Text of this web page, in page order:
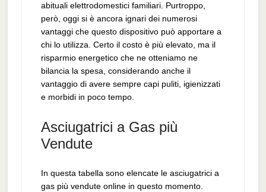
abituali elettrodomestici familiari. Purtroppo,
però, oggi si è ancora ignari dei numerosi
vantaggi che questo dispositivo può apportare a
chi lo utilizza. Certo il costo è più elevato, ma il
risparmio energetico che ne otteniamo ne
bilancia la spesa, considerando anche il
vantaggio di avere sempre capi puliti, igienizzati
e morbidi in poco tempo.
Asciugatrici a Gas più
Vendute
In questa tabella sono elencate le asciugatrici a
gas più vendute online in questo momento.